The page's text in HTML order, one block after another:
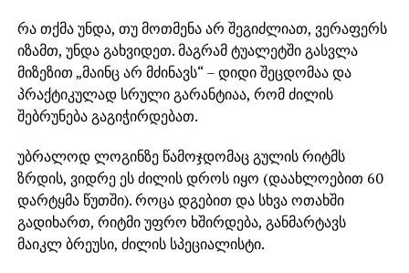
რა თქმა უნდა, თუ მოთმენა არ შეგიძლიათ, ვერაფერს
იზამთ, უნდა გახვიდეთ. მაგრამ ტუალეტში გასვლა
მიზეზით „მაინც არ მძინავს“ – დიდი შეცდომაა და
პრაქტიკულად სრული გარანტიაა, რომ ძილის
შებრუნება გაგიჭირდებათ.
უბრალოდ ლოგინზე წამოჯდომაც გულის რიტმს
ზრდის, ვიდრე ეს ძილის დროს იყო (დაახლოებით 60
დარტყმა წუთში). როცა დგებით და სხვა ოთახში
გადიხართ, რიტმი უფრო ხშირდება, განმარტავს
მაიკლ ბრეუსი, ძილის სპეციალისტი.